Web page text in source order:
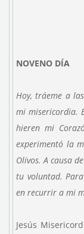
NOVENO DÍA
Hoy, tráeme a
mi misericordia.
hieren mi
experimentó la
Olivos. A causa
tu voluntad.
en recurrir a mi
Jesús